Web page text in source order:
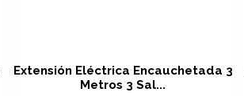
Extensión Eléctrica Encauchetada 3
Metros 3 Sal...